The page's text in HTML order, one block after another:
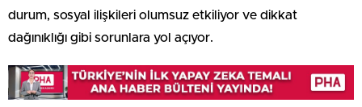
durum, sosyal ilişkileri olumsuz etkiliyor ve dikkat
dağınıklığı gibi sorunlara yol açıyor.